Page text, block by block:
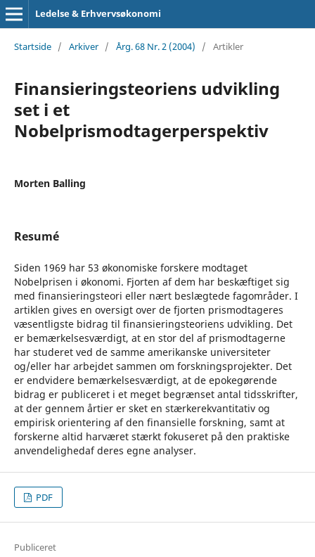
Ledelse & Erhvervsøkonomi
Startside / Arkiver / Årg. 68 Nr. 2 (2004) / Artikler
Finansieringsteoriens udvikling
set i et
Nobelprismodtagerperspektiv
Morten Balling
Resumé
Siden 1969 har 53 økonomiske forskere modtaget
Nobelprisen i økonomi. Fjorten af dem har beskæftiget sig
med finansieringsteori eller nært beslægtede fagområder. I
artiklen gives en oversigt over de fjorten prismodtageres
væsentligste bidrag til finansieringsteoriens udvikling. Det
er bemærkelsesværdigt, at en stor del af prismodtagerne
har studeret ved de samme amerikanske universiteter
og/eller har arbejdet sammen om forskningsprojekter. Det
er endvidere bemærkelsesværdigt, at de epokegørende
bidrag er publiceret i et meget begrænset antal tidsskrifter,
at der gennem årtier er sket en stærkerekvantitativ og
empirisk orientering af den finansielle forskning, samt at
forskerne altid harværet stærkt fokuseret på den praktiske
anvendelighedaf deres egne analyser.
PDF
Publiceret